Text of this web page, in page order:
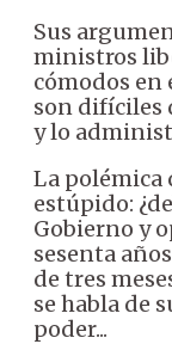
Sus
ministros
cómodos en
son difíciles
y lo
La polémica
estúpido:
Gobierno y
sesenta
de tres
se habla de
poder...